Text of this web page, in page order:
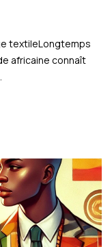
textileLongtemps
africaine connaît